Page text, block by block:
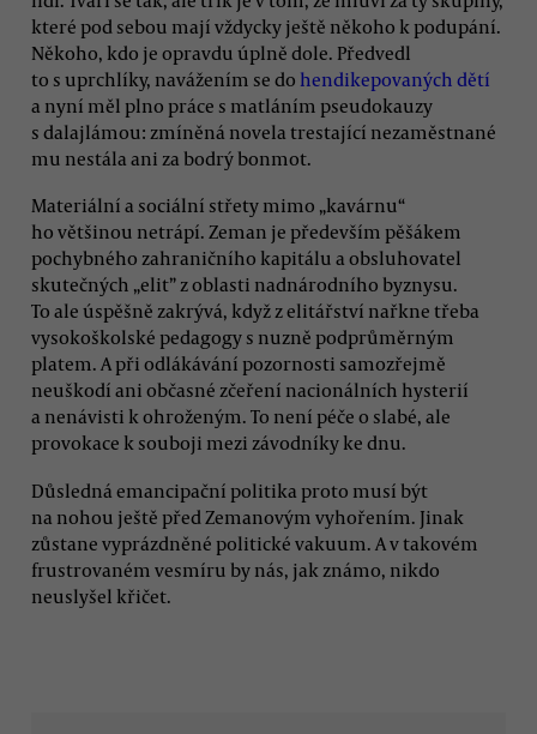
které pod sebou mají vždycky ještě někoho k podupání.
Někoho, kdo je opravdu úplně dole. Předvedl
to s uprchlíky, navážením se do hendikepovaných dětí
a nyní měl plno práce s matláním pseudokauzy
s dalajlámou: zmíněná novela trestající nezaměstnané
mu nestála ani za bodrý bonmot.
Materiální a sociální střety mimo „kavárnu“
ho většinou netrápí. Zeman je především pěšákem
pochybného zahraničního kapitálu a obsluhovatel
skutečných „elit” z oblasti nadnárodního byznysu.
To ale úspěšně zakrývá, když z elitářství nařkne třeba
vysokoškolské pedagogy s nuzně podprůměrným
platem. A při odlákávání pozornosti samozřejmě
neuškodí ani občasné zčeření nacionálních hysterií
a nenávisti k ohroženým. To není péče o slabé, ale
provokace k souboji mezi závodníky ke dnu.
Důsledná emancipační politika proto musí být
na nohou ještě před Zemanovým vyhořením. Jinak
zůstane vyprázdněné politické vakuum. A v takovém
frustrovaném vesmíru by nás, jak známo, nikdo
neuslyšel křičet.